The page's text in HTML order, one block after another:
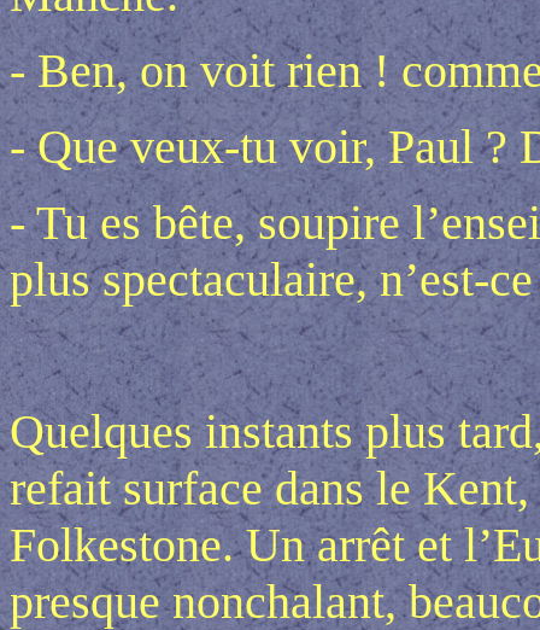
- Ben, on voit rien !
- Que veux-tu voir, Paul ?
- Tu es bête, soupire
plus spectaculaire, n’est-
Quelques instants plus
refait surface dans le
Folkestone. Un arrêt et
presque nonchalant,